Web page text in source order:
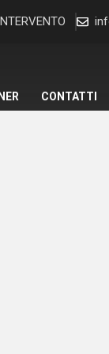
CONTATTI